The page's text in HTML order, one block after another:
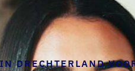
DRECHTERLAND